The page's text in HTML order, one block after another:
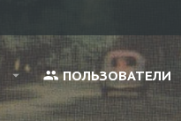
ПОЛЬЗОВАТЕЛИ